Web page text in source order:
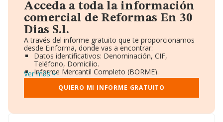
Acceda a toda la información
comercial de Reformas En 30
Dias S.l.
A través del informe gratuito que te proporcionamos
desde Einforma, donde vas a encontrar:
Datos identificativos: Denominación, CIF,
Teléfono, Domicilio.
Informe Mercantil Completo (BORME).
Gráficos de Evolución Ventas y Empleados.
Consejo de Administración y Administradores.
Directivos y Ejecutivos.
Ver más
QUIERO MI INFORME GRATUITO